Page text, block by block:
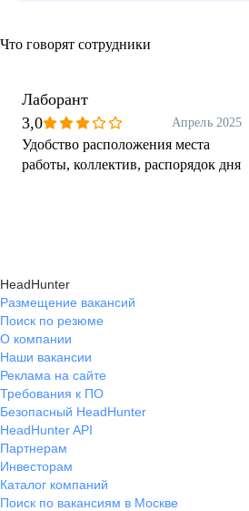
Что говорят сотрудники
Лаборант
3,0
Апрель 2025
Удобство расположения места
работы, коллектив, распорядок дня
HeadHunter
Размещение вакансий
Поиск по резюме
О компании
Наши вакансии
Реклама на сайте
Требования к ПО
Безопасный HeadHunter
HeadHunter API
Партнерам
Инвесторам
Каталог компаний
Поиск по вакансиям в Москве